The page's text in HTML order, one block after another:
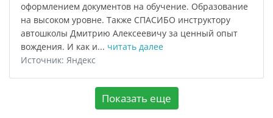
оформлением документов на обучение. Образование
на высоком уровне. Также СПАСИБО инструктору
автошколы Дмитрию Алексеевичу за ценный опыт
вождения. И как и... читать далее
Источник: Яндекс
Показать еще